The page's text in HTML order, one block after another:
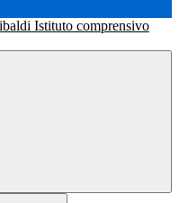
Istituto comprensivo